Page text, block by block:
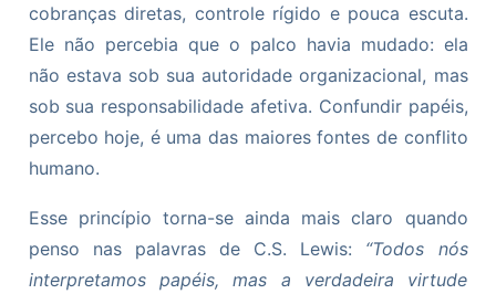
cobranças diretas, controle rígido e pouca escuta.
Ele não percebia que o palco havia mudado: ela
não estava sob sua autoridade organizacional, mas
sob sua responsabilidade afetiva. Confundir papéis,
percebo hoje, é uma das maiores fontes de conflito
humano.
Esse princípio torna-se ainda mais claro quando
penso nas palavras de C.S. Lewis: “Todos nós
interpretamos papéis, mas a verdadeira virtude